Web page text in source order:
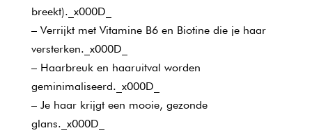
breekt)._x000D_
– Verrijkt met Vitamine B6 en Biotine die je haar
versterken._x000D_
– Haarbreuk en haaruitval worden
geminimaliseerd._x000D_
– Je haar krijgt een mooie, gezonde
glans._x000D_